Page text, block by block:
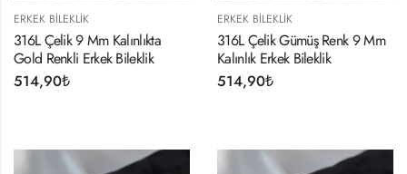
ERKEK BILEKLIK
316L Çelik 9 Mm Kalınlıkta
Gold Renkli Erkek Bileklik
514,90₺
ERKEK BILEKLIK
316L Çelik Gümüş Renk 9 Mm
Kalınlık Erkek Bileklik
514,90₺